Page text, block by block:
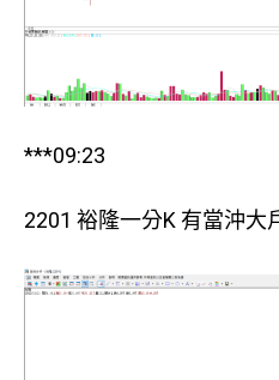
***09:23
2201 裕隆一分K 有當沖大